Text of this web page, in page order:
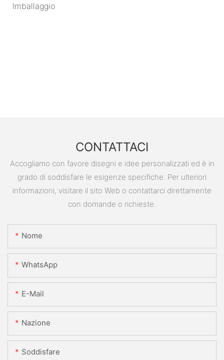
Imballaggio
CONTATTACI
Accogliamo con favore disegni e idee personalizzati ed è in
grado di soddisfare le esigenze specifiche. Per ulteriori
informazioni, visitare il sito Web o contattarci direttamente
con domande o richieste.
Nome
WhatsApp
E-Mail
Nazione
Soddisfare